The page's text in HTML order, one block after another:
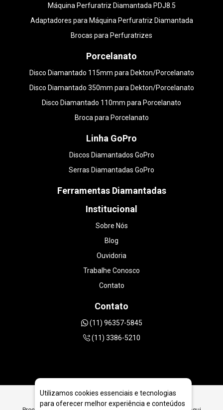
Máquina Perfuratriz Diamantada PDJ8.5
Adaptadores para Máquina Perfuratriz Diamantada
Brocas para Perfuratrizes
Porcelanato
Disco Diamantado 115mm para Dekton/Porcelanato
Disco Diamantado 350mm para Dekton/Porcelanato
Disco Diamantado 110mm para Porcelanato
Broca para Porcelanato
Linha GoPro
Discos Diamantados GoPro
Serras Diamantadas GoPro
Ferramentas Diamantadas
Institucional
Sobre Nós
Blog
Ouvidoria
Trabalhe Conosco
Contato
Contato
(11) 96357-5845
(11) 3386-5210
Utilizamos cookies essenciais e tecnologias
para oferecer melhor experiência e conteúdos